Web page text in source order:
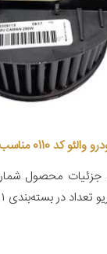
مناسب برای رنو مگان
محصول
بسته‌بندی ۱ جنس کالا فلز و […]